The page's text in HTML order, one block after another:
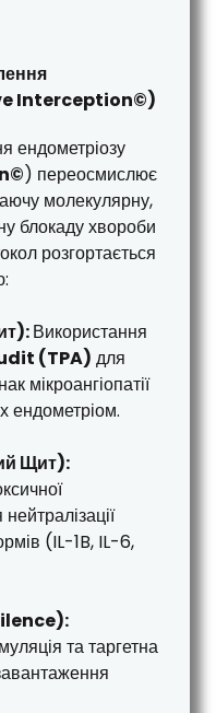
Interception©)
ендометріозу
) переосмислює
молекулярну,
блокаду хвороби
розгортається
Використання
(TPA) для
мікроангіопатії
ендометріом.
Щит):
(IL-1B, IL-6,
та таргетна